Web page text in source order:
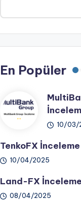
En Popüler
10/03/
TenkoFX İnceleme
10/04/2025
Land-FX İnceleme
08/04/2025